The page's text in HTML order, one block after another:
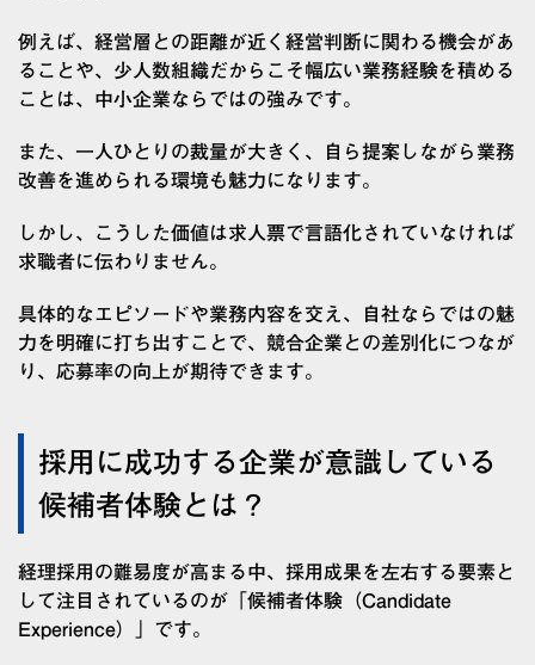
例えば、経営層との距離が近く経営判断に関わる機会があ
ることや、少人数組織だからこそ幅広い業務経験を積める
ことは、中小企業ならではの強みです。
また、一人ひとりの裁量が大きく、自ら提案しながら業務
改善を進められる環境も魅力になります。
しかし、こうした価値は求人票で言語化されていなければ
求職者に伝わりません。
具体的なエピソードや業務内容を交え、自社ならではの魅
力を明確に打ち出すことで、競合企業との差別化につなが
り、応募率の向上が期待できます。
採用に成功する企業が意識している
候補者体験とは？
経理採用の難易度が高まる中、採用成果を左右する要素と
して注目されているのが「候補者体験（Candidate
Experience）」です。